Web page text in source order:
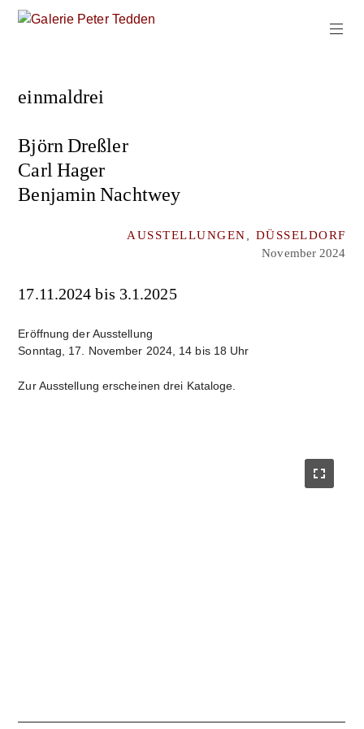
Zum
Inhalt
Peter
Tedden
einmaldrei
Björn Dreßler
Carl Hager
Benjamin Nachtwey
AUSSTELLUNGEN
DÜSSELDORF
November 2024
17.11.2024 bis 3.1.2025
Eröffnung der Ausstellung
Sonntag, 17. November 2024, 14 bis 18 Uhr
Zur Ausstellung erscheinen drei Kataloge.